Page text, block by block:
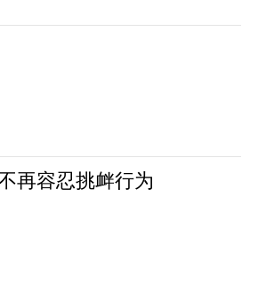
再容忍挑衅行为